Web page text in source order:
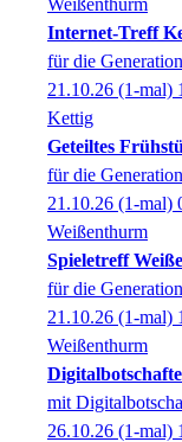
Weißenthurm
Internet-Treff
für die
21.10.26 (1-mal)
Kettig
Geteiltes
für die
21.10.26 (1-mal)
Weißenthurm
Spieletreff
für die
21.10.26 (1-mal)
Weißenthurm
mit
26.10.26 (1-mal)